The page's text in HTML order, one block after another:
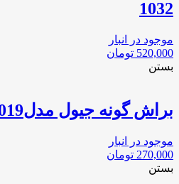
1032
موجود در انبار
520,000 تومان
بستن
براش گونه جیول مدل1019
موجود در انبار
270,000 تومان
بستن